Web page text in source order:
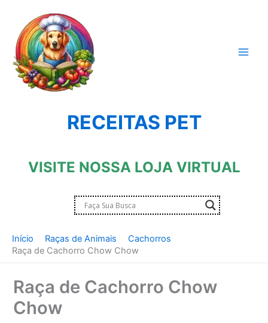
conteúdo
RECEITAS PET
VISITE NOSSA LOJA VIRTUAL
Início Raças de Animais
Cachorros
Raça de Cachorro Chow Chow
Raça de Cachorro Chow
Chow